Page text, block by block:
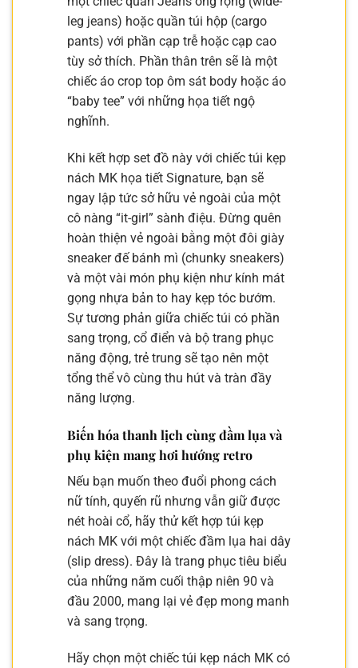
leg jeans) hoặc quần túi hộp (cargo
pants) với phần cạp trễ hoặc cạp cao
tùy sở thích. Phần thân trên sẽ là một
chiếc áo crop top ôm sát body hoặc áo
“baby tee” với những họa tiết ngộ
nghĩnh.
Khi kết hợp set đồ này với chiếc túi kẹp
nách MK họa tiết Signature, bạn sẽ
ngay lập tức sở hữu vẻ ngoài của một
cô nàng “it-girl” sành điệu. Đừng quên
hoàn thiện vẻ ngoài bằng một đôi giày
sneaker đế bánh mì (chunky sneakers)
và một vài món phụ kiện như kính mát
gọng nhựa bản to hay kẹp tóc bướm.
Sự tương phản giữa chiếc túi có phần
sang trọng, cổ điển và bộ trang phục
năng động, trẻ trung sẽ tạo nên một
tổng thể vô cùng thu hút và tràn đầy
năng lượng.
Biến hóa thanh lịch cùng đầm lụa và
phụ kiện mang hơi hướng retro
Nếu bạn muốn theo đuổi phong cách
nữ tính, quyến rũ nhưng vẫn giữ được
nét hoài cổ, hãy thử kết hợp túi kẹp
nách MK với một chiếc đầm lụa hai dây
(slip dress). Đây là trang phục tiêu biểu
của những năm cuối thập niên 90 và
đầu 2000, mang lại vẻ đẹp mong manh
và sang trọng.
Hãy chọn một chiếc túi kẹp nách MK có